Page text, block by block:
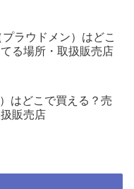
ラウドメン）はどこ
る場所・取扱販売店
はどこで買える？売
販売店